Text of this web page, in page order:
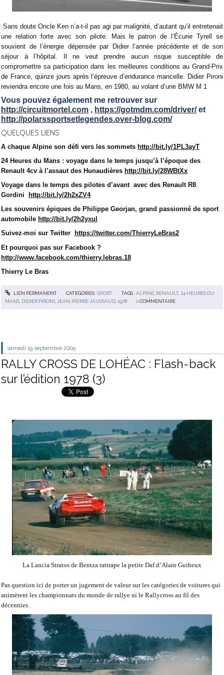
Sans doute Oncle Ken n’a-t-il pas agi par malignité, d’autant qu’il entretenait
une relation forte avec son pilote. Mais le patron de l’Écurie Tyrell se
souvient de l’énergie dépensée par Didier l’année précédente et de son
séjour à l’hôpital. Il ne veut prendre aucun risque susceptible de
compromettre sa participation dans les meilleures conditions au Grand-Prix
de France, quinze jours après l’épreuve d’endurance mancelle. Didier Pironi
reviendra encore une fois au Mans, en 1980, au volant d’une BMW M 1
Vous pouvez également me retrouver sur
http://circuitmortel.com , https://gotmdm.com/driver/et
http://polarssportsetlegendes.over-blog.com/
QUELQUES LIENS
A chaque Alpine son défi vers les sommets http://bit.ly/1PL3ayT
24 Heures du Mans : voyage dans le temps jusqu’à l’époque des
Renault 4cv à l’assaut des Hunaudières http://bit.ly/28WBtXx
Voyage dans le temps des pilotes d’avant avec des Renault R8
Gordini
http://bit.ly/2h2xZV4
Les souvenirs épiques de Philippe Georjan, grand passionné de sport
automobile http://bit.ly/2h2yxul
Suivez-moi sur Twitter
https://twitter.com/ThierryLeBras2
Et pourquoi pas sur Facebook ?
http://www.facebook.com/thierry.lebras.18
Thierry Le Bras
LIEN PERMANENT CATÉGORIES :SPORT TAGS :ALPINE RENAULT, 24 HEURES DU
MANS DIDIER PIRONI JEAN-PIERRE JAUSSAUD ,1978 0 COMMENTAIRE
samedi 19 septembre 2009
RALLY CROSS DE LOHÉAC : Flash-back
sur l’édition 1978 (3)
La Lancia Stratos de Bentza rattrape la petite Daf d’Alain Guiheux
Pas question ici de porter un jugement de valeur sur les catégories de voitures qui
animèrent les championnats du monde de rallye ni le Rallycross au fil des
décennies.